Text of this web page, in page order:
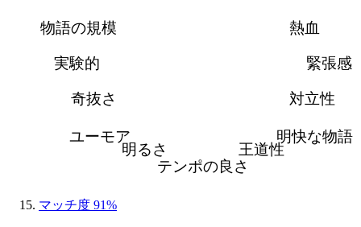
熱血
緊張感
対立性
明快な物語
王道性
テンポの良さ
明るさ
ユーモア
奇抜さ
実験的
物語の規模
マッチ度 91%